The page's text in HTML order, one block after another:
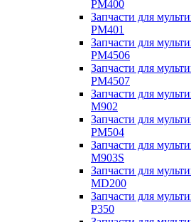
PM400
Запчасти для
PM401
Запчасти для
PM4506
Запчасти для
PM4507
Запчасти для
M902
Запчасти для
PM504
Запчасти для
M903S
Запчасти для
MD200
Запчасти для
P350